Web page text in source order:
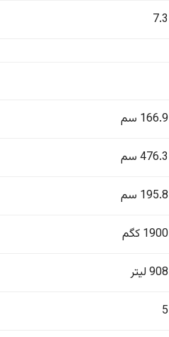
7.3
166.9 سم
476.3 سم
195.8 سم
1900 کگم
908 لیتر
5